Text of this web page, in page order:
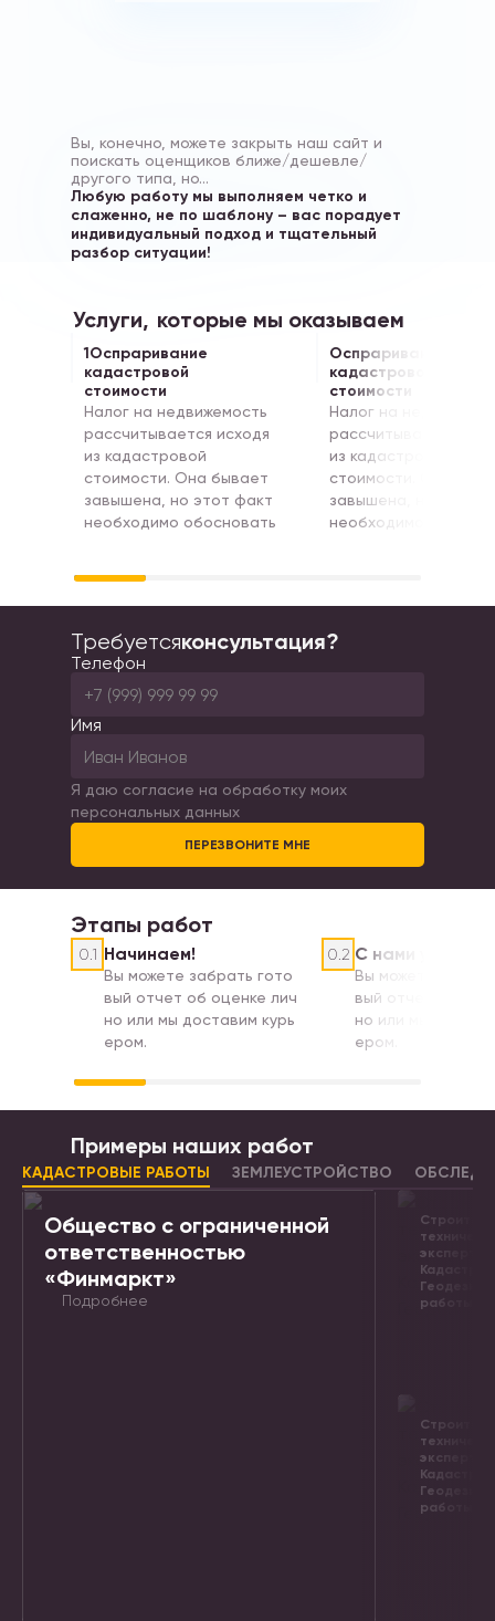
Вы, конечно, можете закрыть наш сайт и
поискать оценщиков ближе/дешевле/
другого типа, но…
Любую работу мы выполняем четко и
слаженно, не по шаблону – вас порадует
индивидуальный подход и тщательный
разбор ситуации!
Услуги, которые мы оказываем
1Оспраривание
кадастровой
стоимости
Налог на недвижемость
рассчитывается исходя
из кадастровой
стоимости. Она бывает
завышена, но этот факт
необходимо обосновать
Оспраривание
кадастровой
стоимости
Налог на
рассчитывается
из кадастровой
стоимости. Она
завышена, но этот
необходимо
Требуетсяконсультация?
Телефон
Имя
Я даю согласие на обработку моих
персональных данных
ПЕРЕЗВОНИТЕ МНЕ
Этапы работ
0.1 Начинаем!
Вы можете забрать гото
вый отчет об оценке лич
но или мы доставим курь
ером.
0.2 С нами удобно
Вы можете
вый отчет об
но или мы
ером.
Примеры наших работ
КАДАСТРОВЫЕ РАБОТЫ ЗЕМЛЕУСТРОЙСТВО
Общество с ограниченной
ответственностью
«Финмаркт»
Подробнее
работы.
работы.